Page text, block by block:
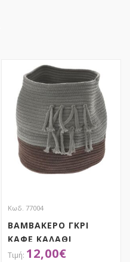
Κωδ. 77004
ΒΑΜΒΑΚΕΡΟ ΓΚΡΙ
ΚΑΦΕ ΚΑΛΑΘΙ
Φ24X29EK
12,00€